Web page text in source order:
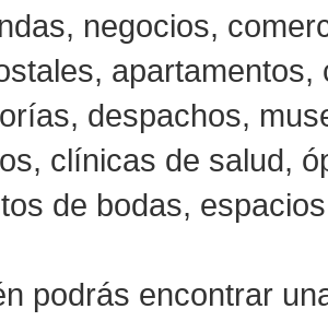
negocios,
despachos,
clínicas de salud,
de bodas,
podrás encontrar